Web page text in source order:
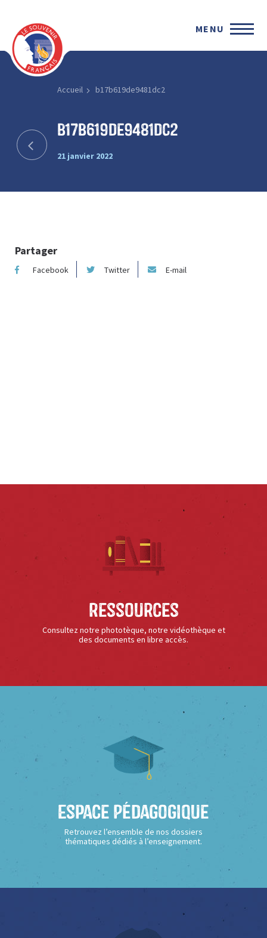
MENU
Accueil b17b619de9481dc2
b17b619de9481dc2
21 janvier 2022
Partager
Facebook Twitter E-mail
Ressources
Consultez notre phototèque, notre vidéothèque et
des documents en libre accès.
Espace Pédagogique
Retrouvez l’ensemble de nos dossiers
thématiques dédiés à l’enseignement.